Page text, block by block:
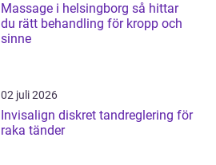
Massage i helsingborg så hittar
du rätt behandling för kropp och
sinne
02 juli 2026
Invisalign diskret tandreglering för
raka tänder